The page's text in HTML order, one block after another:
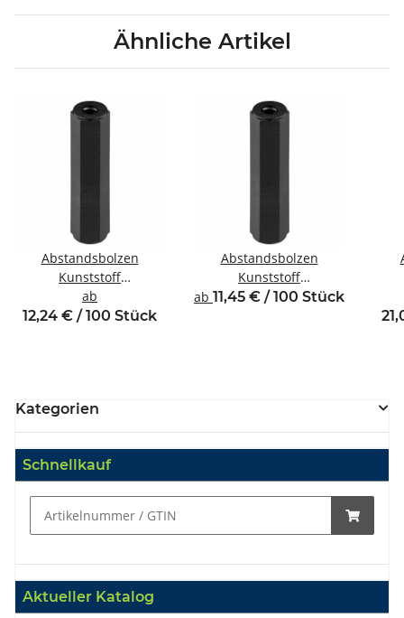
Ähnliche Artikel
Abstandsbolzen
Kunststoff
Innen/Innengewinde M4
SW8
ab
12,24 € / 100 Stück
Abstandsbolzen
Kunststoff
Innen/Innengewinde M3
ab 11,45 € / 100 Stück
Kategorien
Schnellkauf
Aktueller Katalog